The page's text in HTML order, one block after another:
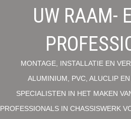
UW RAAM-
MONTAGE, INSTALLATIE EN
ALUMINIUM, PVC, ALUCLIP
SPECIALISTEN IN HET MAKEN
PROFESSIONALS IN CHASSISWERK